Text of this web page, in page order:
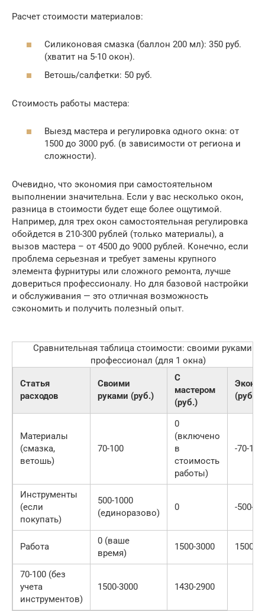
Расчет стоимости материалов:
Силиконовая смазка (баллон 200 мл): 350 руб.
(хватит на 5-10 окон).
Ветошь/салфетки: 50 руб.
Стоимость работы мастера:
Выезд мастера и регулировка одного окна: от
1500 до 3000 руб. (в зависимости от региона и
сложности).
Очевидно, что экономия при самостоятельном
выполнении значительна. Если у вас несколько окон,
разница в стоимости будет еще более ощутимой.
Например, для трех окон самостоятельная регулировка
обойдется в 210-300 рублей (только материалы), а
вызов мастера – от 4500 до 9000 рублей. Конечно, если
проблема серьезная и требует замены крупного
элемента фурнитуры или сложного ремонта, лучше
довериться профессионалу. Но для базовой настройки
и обслуживания — это отличная возможность
сэкономить и получить полезный опыт.
Сравнительная таблица стоимости: своими руками vs
профессионал (для 1 окна)
Статья
расходов
Своими
руками (руб.)
С
мастером
(руб.)
(руб.)
Материалы
(смазка,
ветошь)
70-100
0
(включено
в
стоимость
работы)
-70-100
Инструменты
(если
покупать)
500-1000
(единоразово)
0 -500-
Работа
0 (ваше
время)
1500-3000 1500-
70-100 (без
учета
инструментов)
1500-3000 1430-2900